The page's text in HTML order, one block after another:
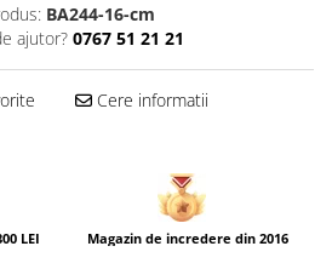
BA244-16-cm
ajutor? 0767 51 21 21
Cere informatii
LEI Magazin de incredere din 2016